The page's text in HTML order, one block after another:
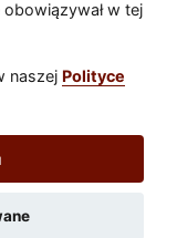
|Patronat|
w tej
naszej Polityce